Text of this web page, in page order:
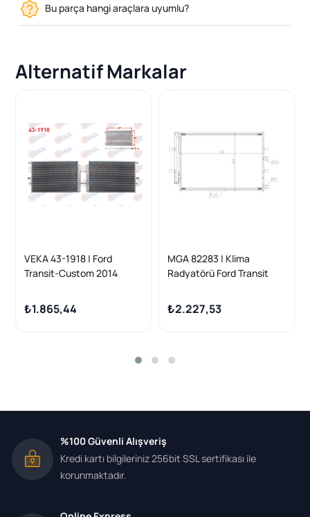
Bu parça hangi araçlara uyumlu?
Alternatif Markalar
VEKA 43-1918 | Ford
Transit-Custom 2014
Radyatörü
₺1.865,44
MGA 82283 | Klima
Radyatörü Ford Transit
₺2.227,53
%100 Güvenli Alışveriş
Kredi kartı bilgileriniz 256bit SSL sertifikası ile
korunmaktadır.